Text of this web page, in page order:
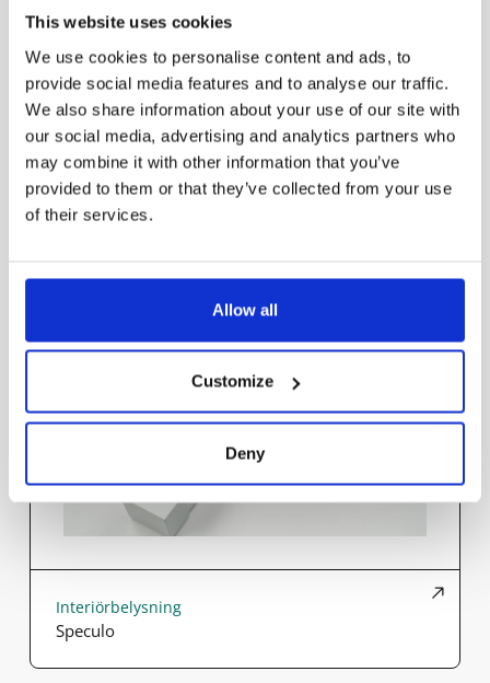
This website uses cookies
We use cookies to personalise content and ads, to
provide social media features and to analyse our traffic.
We also share information about your use of our site with
our social media, advertising and analytics partners who
may combine it with other information that you’ve
provided to them or that they’ve collected from your use
of their services.
Allow all
Customize
Deny
Interiörbelysning
Ventus
Interiörbelysning
Speculo